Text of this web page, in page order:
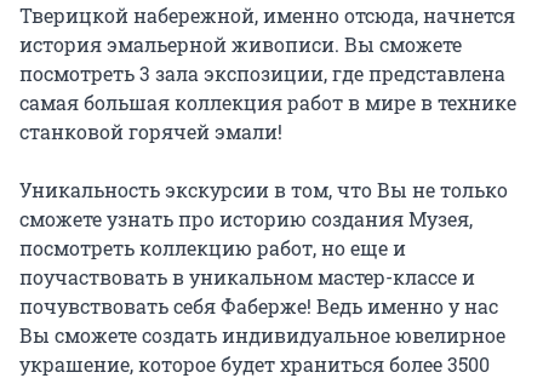
Тверицкой набережной, именно отсюда, начнется
история эмальерной живописи. Вы сможете
посмотреть 3 зала экспозиции, где представлена
самая большая коллекция работ в мире в технике
станковой горячей эмали!
Уникальность экскурсии в том, что Вы не только
сможете узнать про историю создания Музея,
посмотреть коллекцию работ, но еще и
поучаствовать в уникальном мастер-классе и
почувствовать себя Фаберже! Ведь именно у нас
Вы сможете создать индивидуальное ювелирное
украшение, которое будет храниться более 3500